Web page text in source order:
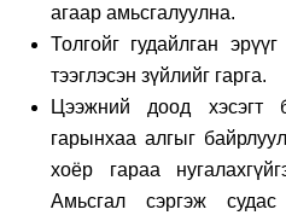
агаар амьсгалуулна.
Толгойг гудайлган
тээглэсэн зүйлийг гарга.
Цээжний доод хэсэгт
гарынхаа алгыг
хоёр гараа
Амьсгал сэргэж